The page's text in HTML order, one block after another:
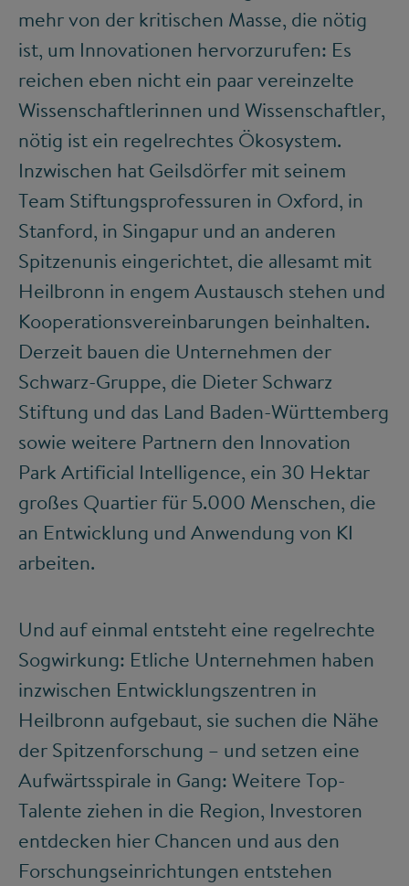
mehr von der kritischen Masse, die nötig
ist, um Innovationen hervorzurufen: Es
reichen eben nicht ein paar vereinzelte
Wissenschaftlerinnen und Wissenschaftler,
nötig ist ein regelrechtes Ökosystem.
Inzwischen hat Geilsdörfer mit seinem
Team Stiftungsprofessuren in Oxford, in
Stanford, in Singapur und an anderen
Spitzenunis eingerichtet, die allesamt mit
Heilbronn in engem Austausch stehen und
Kooperationsvereinbarungen beinhalten.
Derzeit bauen die Unternehmen der
Schwarz-Gruppe, die Dieter Schwarz
Stiftung und das Land Baden-Württemberg
sowie weitere Partnern den Innovation
Park Artificial Intelligence, ein 30 Hektar
großes Quartier für 5.000 Menschen, die
an Entwicklung und Anwendung von KI
arbeiten.
Und auf einmal entsteht eine regelrechte
Sogwirkung: Etliche Unternehmen haben
inzwischen Entwicklungszentren in
Heilbronn aufgebaut, sie suchen die Nähe
der Spitzenforschung – und setzen eine
Aufwärtsspirale in Gang: Weitere Top-
Talente ziehen in die Region, Investoren
entdecken hier Chancen und aus den
Forschungseinrichtungen entstehen